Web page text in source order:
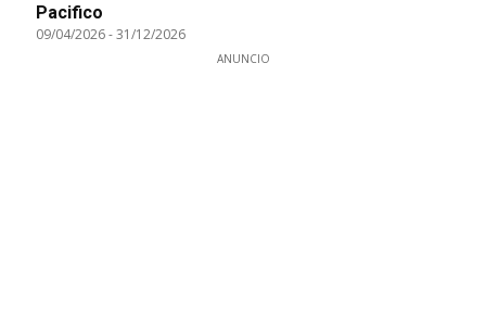
Pacifico
09/04/2026-31/12/2026
ANUNCIO